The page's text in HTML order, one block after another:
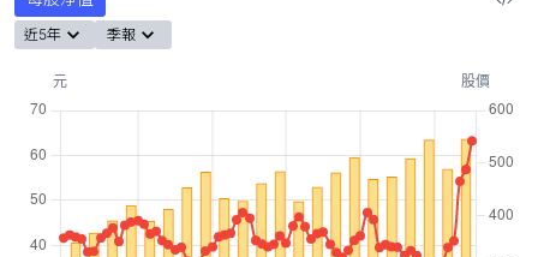
近5年 季報